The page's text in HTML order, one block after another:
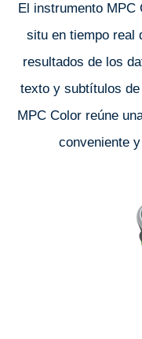
El instrumento
situ en tiempo real
resultados de los
texto y subtítulos de
MPC Color reúne
conveniente